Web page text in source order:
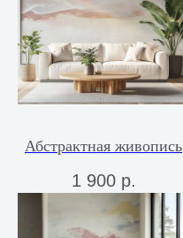
Абстрактная живопись
1 900 р.